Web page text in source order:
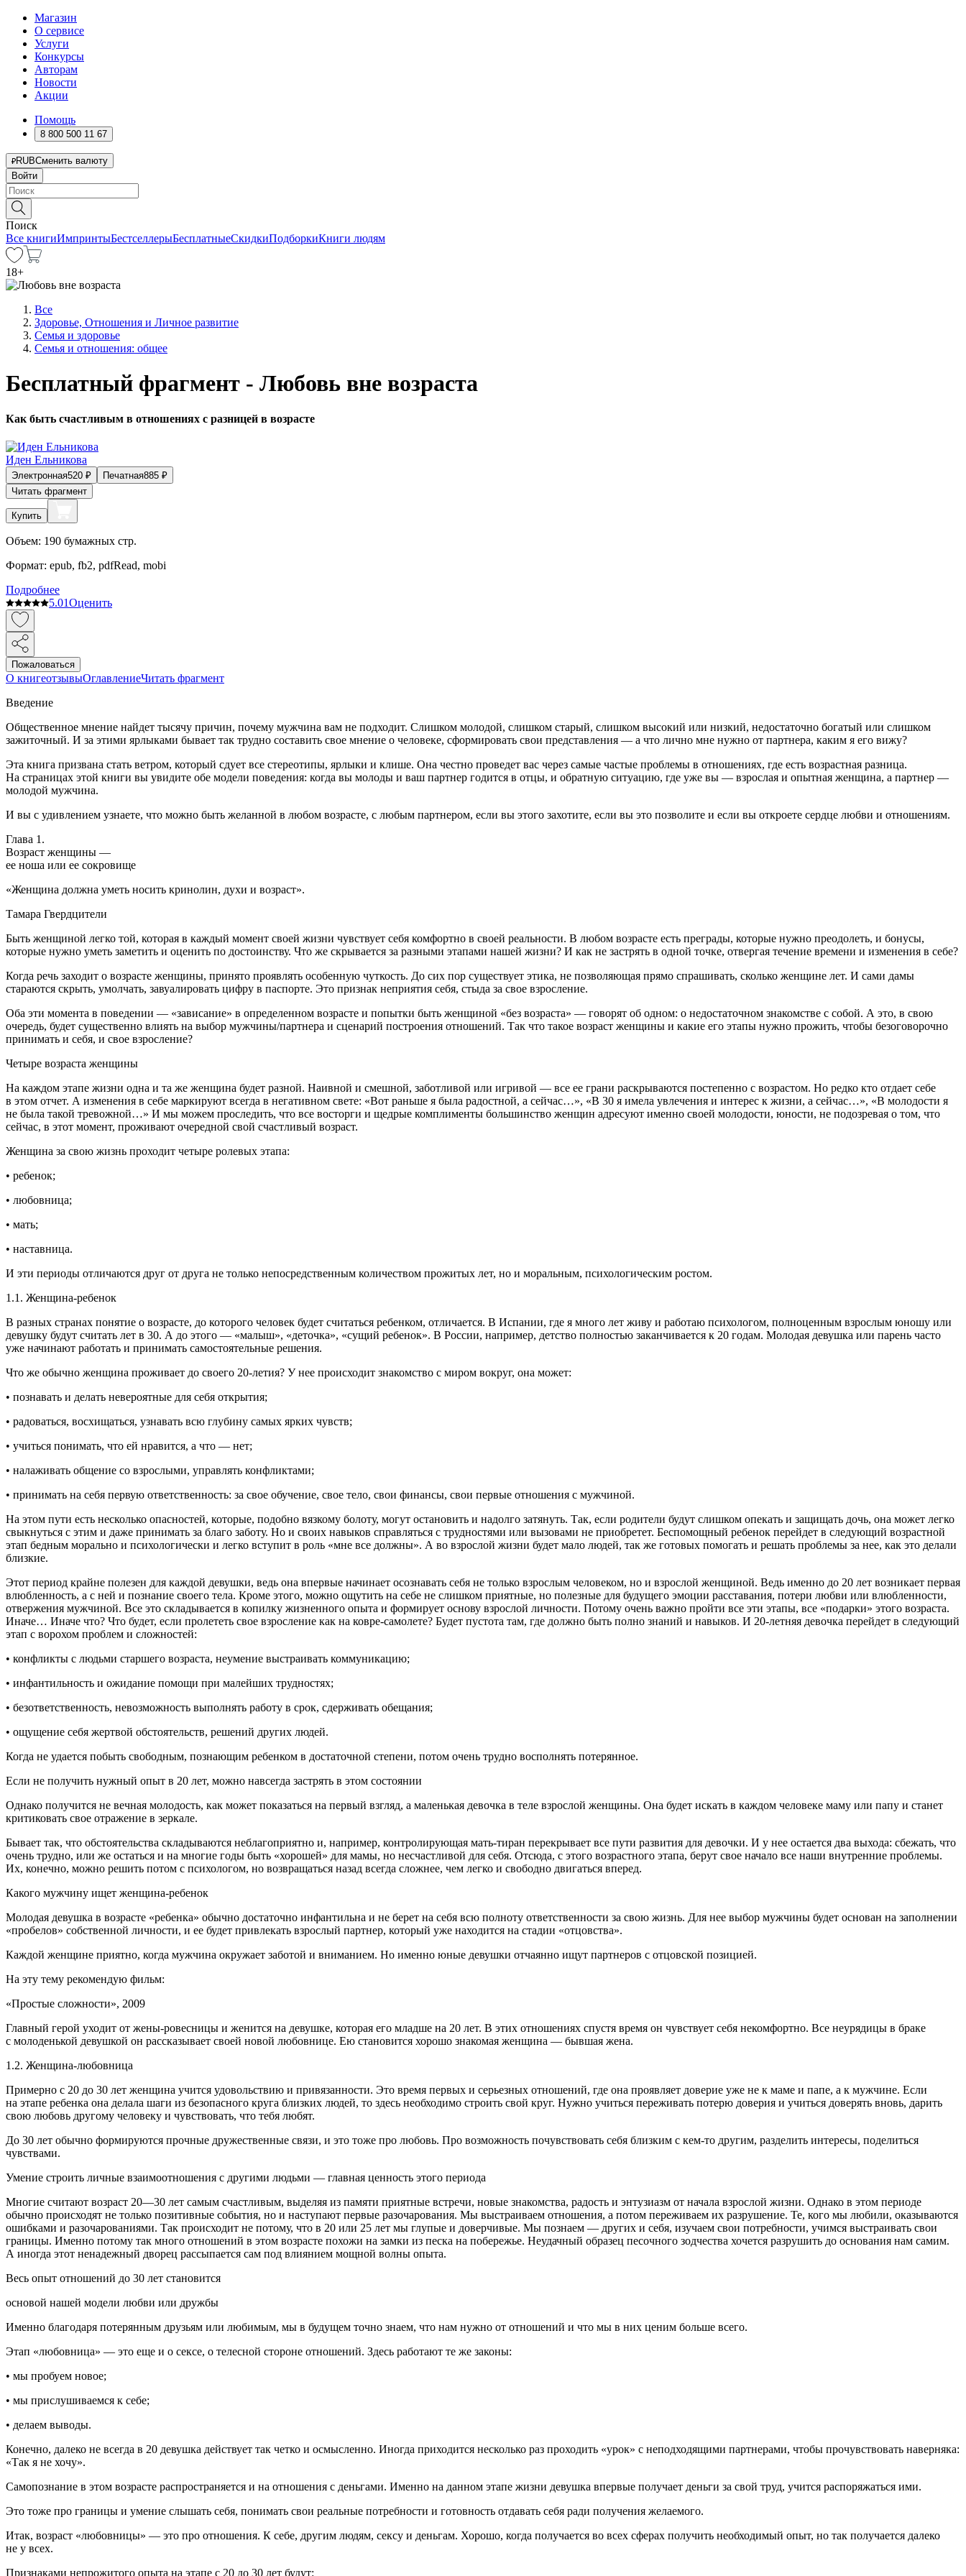
Магазин
О сервисе
Услуги
Конкурсы
Авторам
Новости
Акции
Помощь
8 800 500 11 67
RUBСменить валюту
Войти
Поиск
Все книгиИмпринтыБестселлерыБесплатныеСкидкиПодборкиКниги людям
18+
Все
Здоровье, Отношения и Личное развитие
Семья и здоровье
Семья и отношения: общее
Бесплатный фрагмент - Любовь вне возраста
Как быть счастливым в отношениях с разницей в возрасте
Иден Ельникова
Электронная520 ₽ Печатная885 ₽
Читать фрагмент
Купить
Объем: 190 бумажных стр.
Формат: epub, fb2, pdfRead, mobi
Подробнее
5.01Оценить
Пожаловаться
О книгеотзывыОглавлениеЧитать фрагмент
Введение
Общественное мнение найдет тысячу причин, почему мужчина вам не подходит. Слишком молодой, слишком старый, слишком высокий или низкий, недостаточно богатый или слишком
зажиточный. И за этими ярлыками бывает так трудно составить свое мнение о человеке, сформировать свои представления — а что лично мне нужно от партнера, каким я его вижу?
Эта книга призвана стать ветром, который сдует все стереотипы, ярлыки и клише. Она честно проведет вас через самые частые проблемы в отношениях, где есть возрастная разница.
На страницах этой книги вы увидите обе модели поведения: когда вы молоды и ваш партнер годится в отцы, и обратную ситуацию, где уже вы — взрослая и опытная женщина, а партнер —
молодой мужчина.
И вы с удивлением узнаете, что можно быть желанной в любом возрасте, с любым партнером, если вы этого захотите, если вы это позволите и если вы откроете сердце любви и отношениям.
Глава 1.
Возраст женщины —
ее ноша или ее сокровище
«Женщина должна уметь носить кринолин, духи и возраст».
Тамара Гвердцители
Быть женщиной легко той, которая в каждый момент своей жизни чувствует себя комфортно в своей реальности. В любом возрасте есть преграды, которые нужно преодолеть, и бонусы,
которые нужно уметь заметить и оценить по достоинству. Что же скрывается за разными этапами нашей жизни? И как не застрять в одной точке, отвергая течение времени и изменения в себе?
Когда речь заходит о возрасте женщины, принято проявлять особенную чуткость. До сих пор существует этика, не позволяющая прямо спрашивать, сколько женщине лет. И сами дамы
стараются скрыть, умолчать, завуалировать цифру в паспорте. Это признак неприятия себя, стыда за свое взросление.
Оба эти момента в поведении — «зависание» в определенном возрасте и попытки быть женщиной «без возраста» — говорят об одном: о недостаточном знакомстве с собой. А это, в свою
очередь, будет существенно влиять на выбор мужчины/партнера и сценарий построения отношений. Так что такое возраст женщины и какие его этапы нужно прожить, чтобы безоговорочно
принимать и себя, и свое взросление?
Четыре возраста женщины
На каждом этапе жизни одна и та же женщина будет разной. Наивной и смешной, заботливой или игривой — все ее грани раскрываются постепенно с возрастом. Но редко кто отдает себе
в этом отчет. А изменения в себе маркируют всегда в негативном свете: «Вот раньше я была радостной, а сейчас…», «В 30 я имела увлечения и интерес к жизни, а сейчас…», «В молодости я
не была такой тревожной…» И мы можем проследить, что все восторги и щедрые комплименты большинство женщин адресуют именно своей молодости, юности, не подозревая о том, что
сейчас, в этот момент, проживают очередной свой счастливый возраст.
Женщина за свою жизнь проходит четыре ролевых этапа:
• ребенок;
• любовница;
• мать;
• наставница.
И эти периоды отличаются друг от друга не только непосредственным количеством прожитых лет, но и моральным, психологическим ростом.
1.1. Женщина-ребенок
В разных странах понятие о возрасте, до которого человек будет считаться ребенком, отличается. В Испании, где я много лет живу и работаю психологом, полноценным взрослым юношу или
девушку будут считать лет в 30. А до этого — «малыш», «деточка», «сущий ребенок». В России, например, детство полностью заканчивается к 20 годам. Молодая девушка или парень часто
уже начинают работать и принимать самостоятельные решения.
Что же обычно женщина проживает до своего 20-летия? У нее происходит знакомство с миром вокруг, она может:
• познавать и делать невероятные для себя открытия;
• радоваться, восхищаться, узнавать всю глубину самых ярких чувств;
• учиться понимать, что ей нравится, а что — нет;
• налаживать общение со взрослыми, управлять конфликтами;
• принимать на себя первую ответственность: за свое обучение, свое тело, свои финансы, свои первые отношения с мужчиной.
На этом пути есть несколько опасностей, которые, подобно вязкому болоту, могут остановить и надолго затянуть. Так, если родители будут слишком опекать и защищать дочь, она может легко
свыкнуться с этим и даже принимать за благо заботу. Но и своих навыков справляться с трудностями или вызовами не приобретет. Беспомощный ребенок перейдет в следующий возрастной
этап бедным морально и психологически и легко вступит в роль «мне все должны». А во взрослой жизни будет мало людей, так же готовых помогать и решать проблемы за нее, как это делали
близкие.
Этот период крайне полезен для каждой девушки, ведь она впервые начинает осознавать себя не только взрослым человеком, но и взрослой женщиной. Ведь именно до 20 лет возникает первая
влюбленность, а с ней и познание своего тела. Кроме этого, можно ощутить на себе не слишком приятные, но полезные для будущего эмоции расставания, потери любви или влюбленности,
отвержения мужчиной. Все это складывается в копилку жизненного опыта и формирует основу взрослой личности. Потому очень важно пройти все эти этапы, все «подарки» этого возраста.
Иначе… Иначе что? Что будет, если пролететь свое взросление как на ковре-самолете? Будет пустота там, где должно быть полно знаний и навыков. И 20-летняя девочка перейдет в следующий
этап с ворохом проблем и сложностей:
• конфликты с людьми старшего возраста, неумение выстраивать коммуникацию;
• инфантильность и ожидание помощи при малейших трудностях;
• безответственность, невозможность выполнять работу в срок, сдерживать обещания;
• ощущение себя жертвой обстоятельств, решений других людей.
Когда не удается побыть свободным, познающим ребенком в достаточной степени, потом очень трудно восполнять потерянное.
Если не получить нужный опыт в 20 лет, можно навсегда застрять в этом состоянии
Однако получится не вечная молодость, как может показаться на первый взгляд, а маленькая девочка в теле взрослой женщины. Она будет искать в каждом человеке маму или папу и станет
критиковать свое отражение в зеркале.
Бывает так, что обстоятельства складываются неблагоприятно и, например, контролирующая мать-тиран перекрывает все пути развития для девочки. И у нее остается два выхода: сбежать, что
очень трудно, или же остаться и на многие годы быть «хорошей» для мамы, но несчастливой для себя. Отсюда, с этого возрастного этапа, берут свое начало все наши внутренние проблемы.
Их, конечно, можно решить потом с психологом, но возвращаться назад всегда сложнее, чем легко и свободно двигаться вперед.
Какого мужчину ищет женщина-ребенок
Молодая девушка в возрасте «ребенка» обычно достаточно инфантильна и не берет на себя всю полноту ответственности за свою жизнь. Для нее выбор мужчины будет основан на заполнении
«пробелов» собственной личности, и ее будет привлекать взрослый партнер, который уже находится на стадии «отцовства».
Каждой женщине приятно, когда мужчина окружает заботой и вниманием. Но именно юные девушки отчаянно ищут партнеров с отцовской позицией.
На эту тему рекомендую фильм:
«Простые сложности», 2009
Главный герой уходит от жены-ровесницы и женится на девушке, которая его младше на 20 лет. В этих отношениях спустя время он чувствует себя некомфортно. Все неурядицы в браке
с молоденькой девушкой он рассказывает своей новой любовнице. Ею становится хорошо знакомая женщина — бывшая жена.
1.2. Женщина-любовница
Примерно с 20 до 30 лет женщина учится удовольствию и привязанности. Это время первых и серьезных отношений, где она проявляет доверие уже не к маме и папе, а к мужчине. Если
на этапе ребенка она делала шаги из безопасного круга близких людей, то здесь необходимо строить свой круг. Нужно учиться переживать потерю доверия и учиться доверять вновь, дарить
свою любовь другому человеку и чувствовать, что тебя любят.
До 30 лет обычно формируются прочные дружественные связи, и это тоже про любовь. Про возможность почувствовать себя близким с кем-то другим, разделить интересы, поделиться
чувствами.
Умение строить личные взаимоотношения с другими людьми — главная ценность этого периода
Многие считают возраст 20—30 лет самым счастливым, выделяя из памяти приятные встречи, новые знакомства, радость и энтузиазм от начала взрослой жизни. Однако в этом периоде
обычно происходят не только позитивные события, но и наступают первые разочарования. Мы выстраиваем отношения, а потом переживаем их разрушение. Те, кого мы любили, оказываются
ошибками и разочарованиями. Так происходит не потому, что в 20 или 25 лет мы глупые и доверчивые. Мы познаем — других и себя, изучаем свои потребности, учимся выстраивать свои
границы. Именно потому так много отношений в этом возрасте похожи на замки из песка на побережье. Неудачный образец песочного зодчества хочется разрушить до основания нам самим.
А иногда этот ненадежный дворец рассыпается сам под влиянием мощной волны опыта.
Весь опыт отношений до 30 лет становится
основой нашей модели любви или дружбы
Именно благодаря потерянным друзьям или любимым, мы в будущем точно знаем, что нам нужно от отношений и что мы в них ценим больше всего.
Этап «любовница» — это еще и о сексе, о телесной стороне отношений. Здесь работают те же законы:
• мы пробуем новое;
• мы прислушиваемся к себе;
• делаем выводы.
Конечно, далеко не всегда в 20 девушка действует так четко и осмысленно. Иногда приходится несколько раз проходить «урок» с неподходящими партнерами, чтобы прочувствовать наверняка:
«Так я не хочу».
Самопознание в этом возрасте распространяется и на отношения с деньгами. Именно на данном этапе жизни девушка впервые получает деньги за свой труд, учится распоряжаться ими.
Это тоже про границы и умение слышать себя, понимать свои реальные потребности и готовность отдавать себя ради получения желаемого.
Итак, возраст «любовницы» — это про отношения. К себе, другим людям, сексу и деньгам. Хорошо, когда получается во всех сферах получить необходимый опыт, но так получается далеко
не у всех.
Признаками непрожитого опыта на этапе с 20 до 30 лет будут: